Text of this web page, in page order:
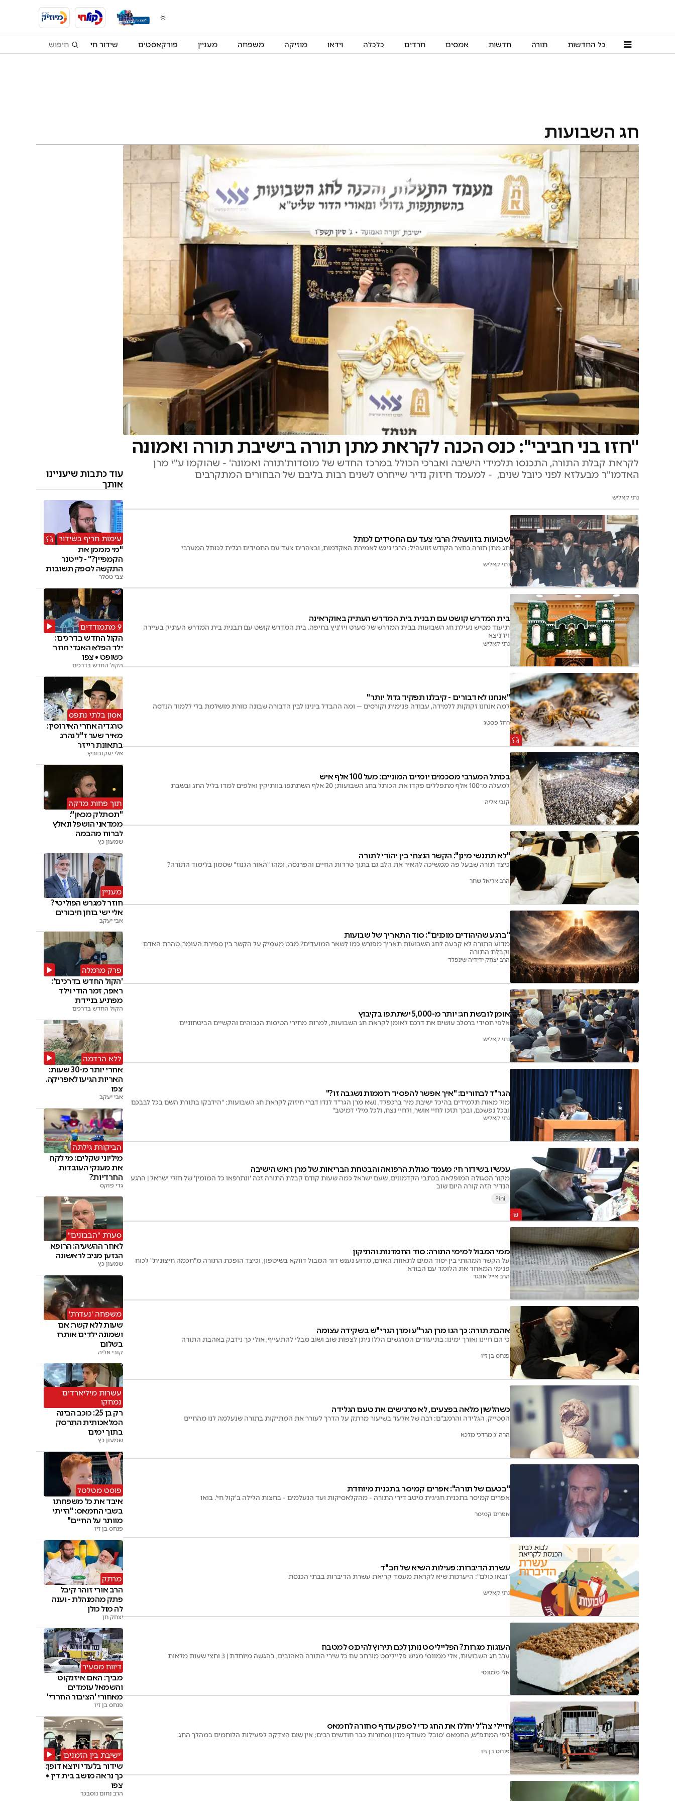
כל החדשות תורה חדשות אמסים חרדים כלכלה וידאו מוזיקה משפחה מעניין פודקאסטים שידור חי
חג השבועות
"חזו בני חביבי": כנס הכנה לקראת מתן תורה בישיבת תורה ואמונה
לקראת קבלת התורה, התכנסו תלמידי הישיבה ואברכי הכולל במרכז החדש של מוסדות'תורה ואמונה' - שהוקמו ע"י מרן
האדמו"ר מבעלזא לפני כיובל שנים, - למעמד חיזוק נדיר שייחרט לשנים רבות בליבם של הבחורים המתקרבים
נתי קאליש
שבועות בזוועהיל: הרבי צעד עם החסידים לכותל
חג מתן תורה בחצר הקודש זוועהיל: הרבי ניגש לאמירת האקדמות, ובצהרים צעד עם החסידים רגלית לכותל המערבי
נתי קאליש
בית המדרש קושט עם תבנית בית המדרש העתיק באוקראינה
תיעוד מטיש נעילת חג השבועות בבית המדרש של סערט ויז'ניץ בחיפה. בית המדרש קושט עם תבנית בית המדרש העתיק בעיירה
ויז'ניצא
נתי קאליש
"אנחנו לא דבורים - קיבלנו תפקיד גדול יותר"
למה אנחנו זקוקות ללמידה, עבודה פנימית וקורסים — ומה ההבדל בינינו לבין הדבורה שבונה כוורת מושלמת בלי ללמוד הנדסה
רחל פסטג
בכותל המערבי מסכמים יומיים המוניים: מעל 100 אלף איש
למעלה מ־100 אלף מתפללים פקדו את הכותל בחג השבועות; 20 אלף השתתפו בוותיקין ואלפים למדו בליל החג ובשבת
קובי אליה
"לא תתנשי מינן": הקשר הנצחי בין יהודי לתורה
כיצד תורה שבעל פה ממשיכה להאיר את הלב גם בתוך טרדות החיים והפרנסה, ומהו "האור הגנוז" שטמון בלימוד התורה?
הרב אריאל שחר
"ברגע שהיהודים מוכנים": סוד התאריך של שבועות
מדוע התורה לא קבעה לחג השבועות תאריך מפורש כמו לשאר המועדים? מבט מעמיק על הקשר בין ספירת העומר, טהרת האדם
וקבלת התורה
הרב יצחק ידידיה שינפלד
אומן לובשת חג: יותר מ-5,000 ישתתפו בקיבוץ
אלפי חסידי ברסלב עושים את דרכם לאומן לקראת חג השבועות, למרות מחירי הטיסות הגבוהים והקשיים הביטחוניים
נתי קאליש
הגר"ד לבחורים: "איך אפשר להפסיד רוממות נשגבה זו?"
מול מאות תלמידים בהיכל ישיבת מיר ברכפלד, נשא מרן הגר"ד לנדו דברי חיזוק לקראת חג השבועות: "הידבקו בתורת השם בכל לבבכם
ובכל נפשכם, ובכך תזכו לחיי אושר, ולחיי נצח, ולכל מילי דמיטב"
נתי קאליש
עכשיו בשידור חי: מעמד סגולת הרפואה והבטחת הבריאות של מרן ראש הישיבה
מקור הסגולה המופלאה בכתבי הקדמונים, שעם ישראל כמה שעות קודם קבלת התורה זכה 'ונתרפאו כל המומין' של חולי ישראל | הרגע
הנדיר הזה קורה היום שוב
Pini
ממי המבול למימי התורה: סוד החמדנות והתיקון
על הקשר המהותי בין יסוד המים לתאוות האדם, מדוע נענש דור המבול דווקא בשיטפון, וכיצד הופכת התורה מ"חכמה חיצונית" לכוח
פנימי המאחד את הלומד עם הבורא
הרב אייל אונגר
אהבת תורה: כך הגו מרן הגר"ע ומרן הגרי"ש בשקידה עצומה
כי הם חיינו ואורך ימינו: בתיעודים המרגשים הללו ניתן לצפות שוב ושוב מבלי להתעייף, אולי כך נידבק באהבת התורה
פנחס בן זיו
כשהלשון מלאה בפצעים, לא מרגישים את טעם הגלידה
הסטייק, הגלידה והרמב"ם: רבה של אלעד בשיעור מרתק על הדרך לעורר את המתיקות בתורה שנעלמה לנו מהחיים
הרה"ג מרדכי מלכא
"בטעם של תורה": אפרים קמיסר בתכנית מיוחדת
אפרים קמיסר בתכנית חגיגית מיטב דירי התורה - מהקלאסיקות ועד הנעלמים - בחצות הלילה ב'קול חי'. בואו
אפרים קמיסר
עשרת הדיברות: פעילות השיא של חב"ד
"ובאו כולם": היערכות שיא לקראת מעמד קריאת עשרת הדיברות בבתי הכנסת
נתי קאליש
העוגות מגרות? הפלייליסט נותן לכם תירוץ להיכנס למטבח
ערב חג השבועות, אלי ממונסי מגיש פלייליסט מורחב עם כל שירי התורה האהובים, בהגשה מיוחדת | 3 וחצי שעות מלאות
אלי ממונסי
חיילי צה"ל יחללו את החג כדי לספק עודף סחורה לחמאס
לפי המתפ"ש, החמאס 'סובל' מעודף מזון וסחורות כבר חודשים רבים; אין שום הצדקה לפעילות הלוחמים במהלך החג
פנחס בן זיו
עוד כתבות שיעניינו
אותך
עימות חריף בשידור
"מי מממן את
הקמפיין?" - לייטנר
התקשה לספק תשובות
צבי טסלר
9 מתמודדים
הקול החדש בדרכים:
ילד הפלא האגדי חוזר
כשופט • צפו
הקול החדש בדרכים
אסון בלתי נתפס
טרגדיה אחרי האירוסין:
מאיר שער ז"ל נהרג
בתאונת רייזר
אלי יעקובוביץ
תוך פחות מדקה
"תסתלק מכאן":
ממדאני הושפל ונאלץ
לברוח מהבמה
שמעון כץ
מעניין
חוזר למגרש הפוליטי?
אלי ישי בוחן חיבורים
אבי יעקב
פרק מרמלה
'הקול החדש בדרכים':
ראפר, זמר הודי וילד
מפתיע בניידת
הקול החדש בדרכים
ללא הרדמה
אחרי יותר מ-30 שעות:
האריות הגיעו לאפריקה.
צפו
אבי יעקב
הביקורת גילתה
מיליוני שקלים: מי לקח
את מענקי העובדות
החרדיות?
גדי פוקס
סערת "הבבונים"
לאחר ההשעיה: הרופא
הגזען מגיב לראשונה
שמעון כץ
משפחה 'נעדרת'
שעות ללא קשר: אם
ושמונה ילדים אותרו
בשלום
קובי אליה
עשרות מיליארדים
נמחקו
רק בן 25: כוכב הבינה
המלאכותית התרסק
בתוך ימים
שמעון כץ
פוסט מטלטל
איבד את כל משפחתו
בשבי החמאס: "הייתי
מוותר על החיים"
פנחס בן זיו
מרתק
הרב אורי זוהר קיבל
פתק מהמנהלת - וענה
לה מול כולן
יצחק חן
דיווח מסעיר
מביך: האם איזנקוט
והשמאל עומדים
מאחורי 'הציבור החרדי'
פנחס בן זיו
'ישיבת בין הזמנים'
שידור בלעדי ויוצא דופן:
כך נראה מושב בית דין •
צפו
הרב נחום נוסבכר